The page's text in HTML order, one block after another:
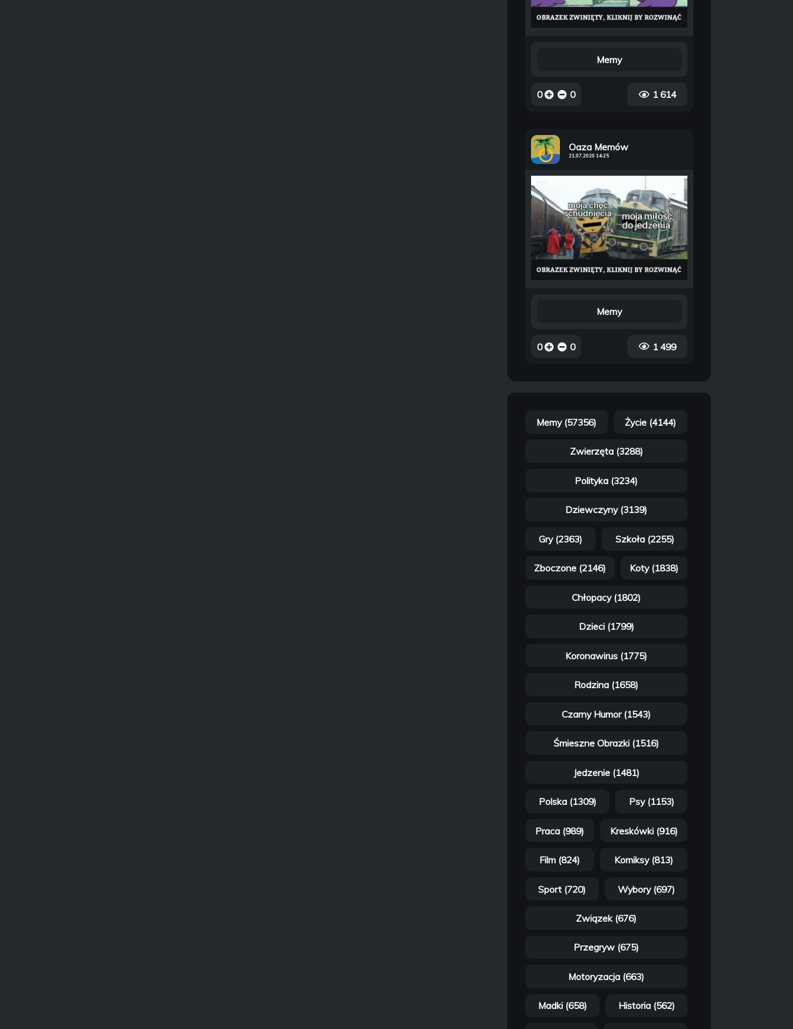
Memy
0 0 1 614
Oaza Memów
21.07.2020 14:25
Memy
0 0 1 499
Memy (57356) Życie (4144)
Zwierzęta (3288)
Polityka (3234)
Dziewczyny (3139)
Gry (2363) Szkoła (2255)
Zboczone (2146) Koty (1838)
Chłopacy (1802)
Dzieci (1799)
Koronawirus (1775)
Rodzina (1658)
Czarny Humor (1543)
Śmieszne Obrazki (1516)
Jedzenie (1481)
Polska (1309) Psy (1153)
Praca (989) Kreskówki (916)
Film (824) Komiksy (813)
Sport (720) Wybory (697)
Związek (676)
Przegryw (675)
Motoryzacja (663)
Madki (658) Historia (562)